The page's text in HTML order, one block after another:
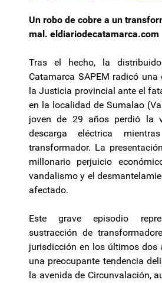
Un robo de cobre a un
mal. eldiariodecatamarca.com
Tras el hecho, la
Catamarca SAPEM radicó
la Justicia provincial ante el
en la localidad de Sumalao
joven de 29 años perdió la
descarga eléctrica
transformador. La
millonario perjuicio
vandalismo y el
afectado.
Este grave episodio
sustracción de
jurisdicción en los últimos dos
una preocupante tendencia
la avenida de Circunvalación,